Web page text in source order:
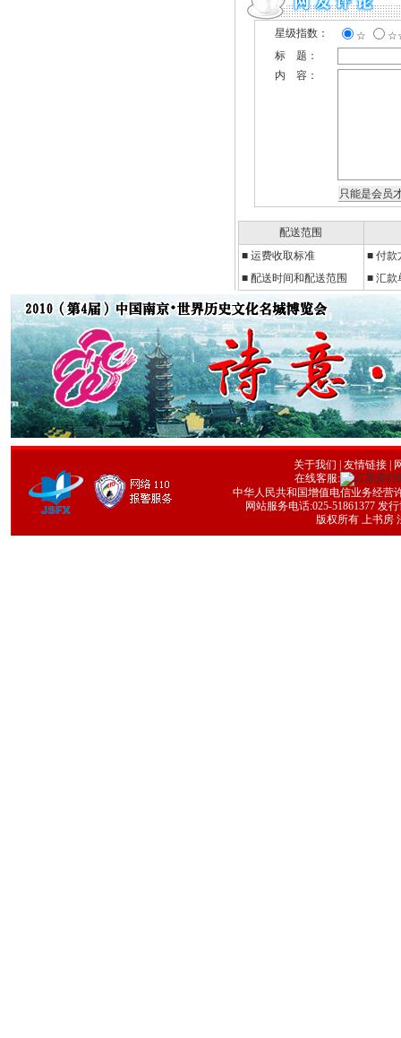
星级指数： ☆
标 题：
内 容：
配送范围
■ 运费收取标准
■ 配送时间和配送范围
■ 付款
■ 汇款
关于我们 友情链接 |
在线客服:
中华人民共和国增值电信业务经营
网站服务电话:025-51861377 发
版权所有 上书房